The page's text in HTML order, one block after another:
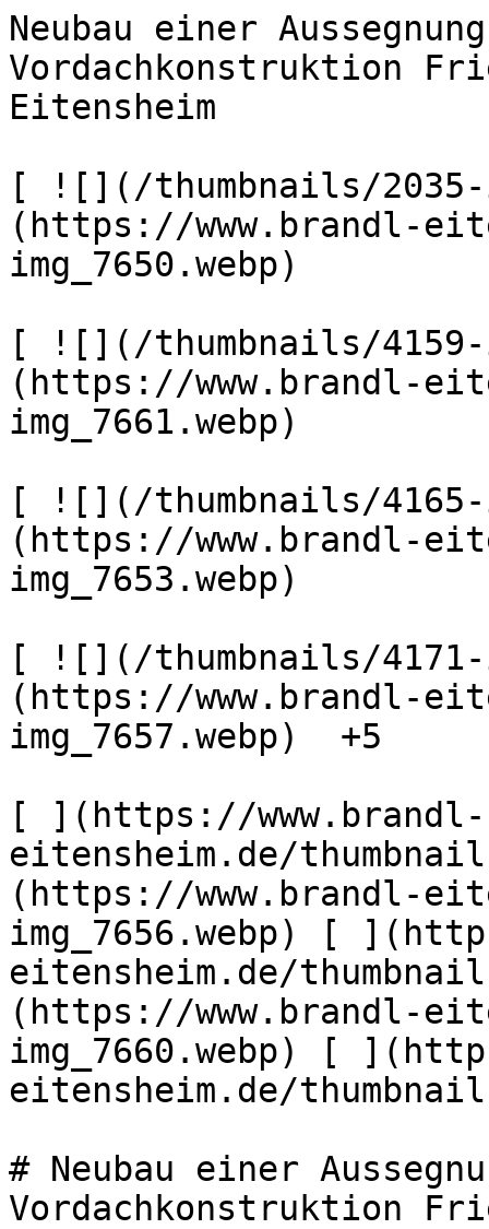
Neubau einer
Vordachkonstruktion
Eitensheim
[ ![](/thumbnails/2035-
(https://www.brandl-
img_7650.webp)
[ ![](/thumbnails/4159-
(https://www.brandl-
img_7661.webp)
[ ![](/thumbnails/4165-
(https://www.brandl-
img_7653.webp)
[ ![](/thumbnails/4171-
(https://www.brandl-
img_7657.webp)  +5
[ ](https://www.brandl-
eitensheim.de/
(https://www.brandl-
img_7656.webp) [
eitensheim.de/
(https://www.brandl-
img_7660.webp) [
eitensheim.de/
# Neubau einer
Vordachkonstruktion